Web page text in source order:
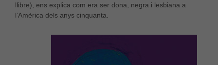
llibre), ens explica com era ser dona, negra i lesbiana a
l’Amèrica dels anys cinquanta.